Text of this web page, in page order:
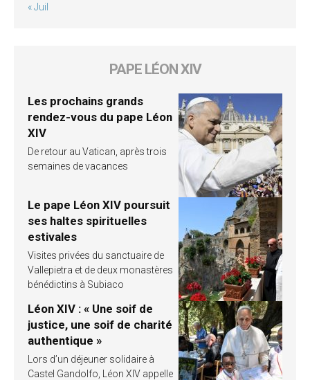
« Juil
PAPE LÉON XIV
Les prochains grands
rendez-vous du pape Léon
XIV
De retour au Vatican, après trois
semaines de vacances
Le pape Léon XIV poursuit
ses haltes spirituelles
estivales
Visites privées du sanctuaire de
Vallepietra et de deux monastères
bénédictins à Subiaco
Léon XIV : « Une soif de
justice, une soif de charité
authentique »
Lors d’un déjeuner solidaire à
Castel Gandolfo, Léon XIV appelle